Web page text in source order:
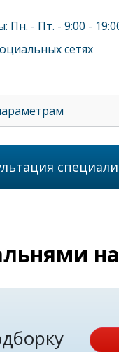
Пн. - Пт. - 9:00 -
сетях